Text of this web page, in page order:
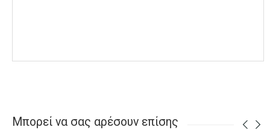
Μπορεί να σας αρέσουν επίσης